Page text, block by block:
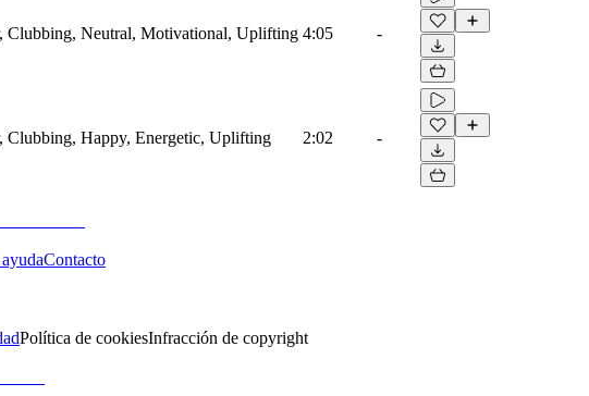
Clubbing, Neutral, Motivational, Uplifting 4:05 -
Clubbing, Happy, Energetic, Uplifting 2:02 -
Contacto
Política de cookiesInfracción de copyright